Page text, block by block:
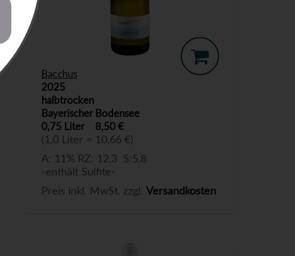
Bacchus
2025
halbtrocken
Bayerischer Bodensee
0,75 Liter
8,50 €
(1,0 Liter = 10,66 €)
A: 11% RZ: 12,3 S:5,8
-enthält Sulfite-
Preis inkl. MwSt. zzgl. Versandkosten